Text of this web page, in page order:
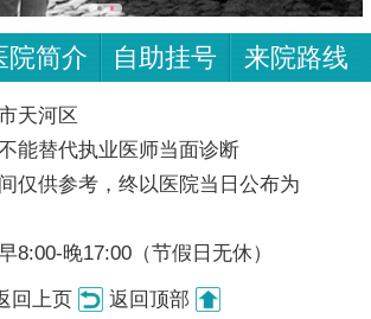
院简介 自助挂号 来院路线
天河区
能替代执业医师当面诊断
仅供参考，终以医院当日公布为
8:00-晚17:00（节假日无休）
回上页 返回顶部